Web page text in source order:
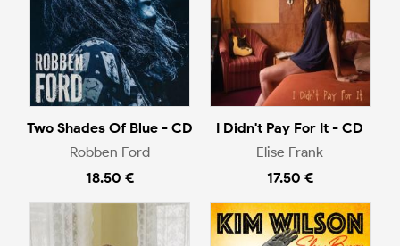
Two Shades Of Blue - CD
Robben Ford
18.50 €
I Didn't Pay For It - CD
Elise Frank
17.50 €